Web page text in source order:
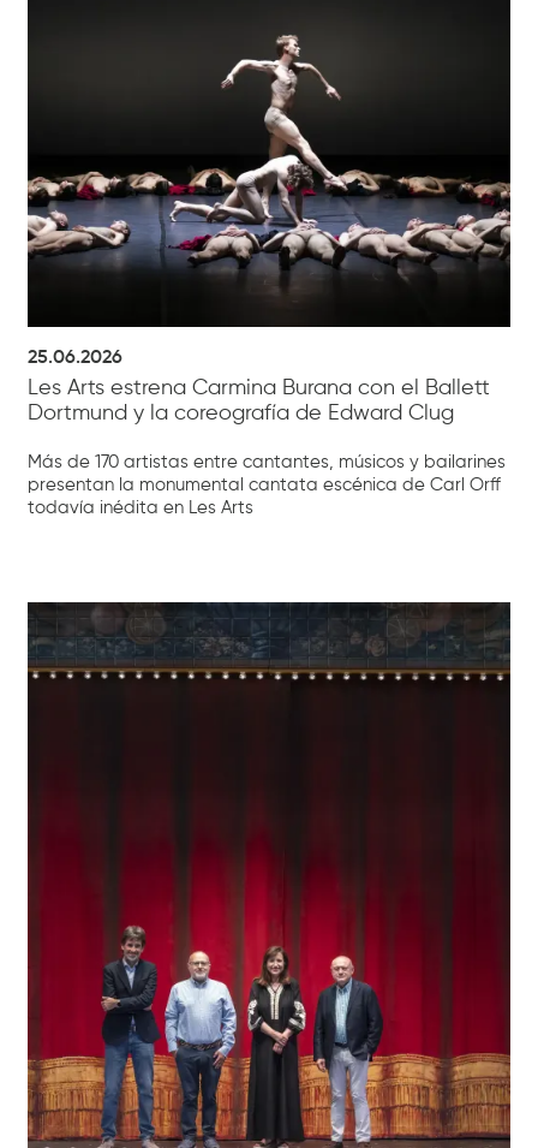
25.06.2026
Les Arts estrena Carmina Burana con el Ballett
Dortmund y la coreografía de Edward Clug
Más de 170 artistas entre cantantes, músicos y bailarines
presentan la monumental cantata escénica de Carl Orff
todavía inédita en Les Arts